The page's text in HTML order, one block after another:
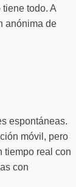
todo. A
anónima de
espontáneas.
móvil, pero
tiempo real con
con